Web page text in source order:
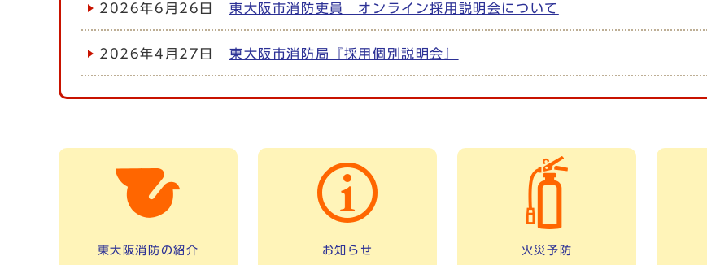
2026年6月26日 東大阪市消防吏員 オンライン採用説明会について
2026年4月27日 東大阪市消防局『採用個別説明会』
東大阪消防の紹介 お知らせ 火災予防